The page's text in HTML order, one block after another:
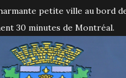
petite ville au bord
30 minutes de Montréal.